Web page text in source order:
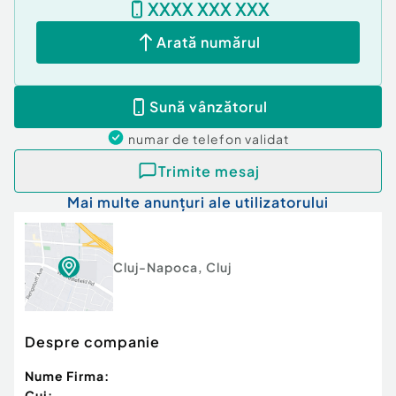
Cod ofertă / ID BLITZ: P175951
Tip imobil:Bloc de apartamente
XXXX XXX XXX
Arată numărul
Sună vânzătorul
numar de telefon validat
Trimite mesaj
Mai multe anunțuri ale utilizatorului
Cluj-Napoca, Cluj
Despre companie
Nume Firma: